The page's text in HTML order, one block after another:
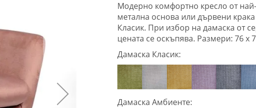
Модерно комфортно кресло от
метална основа или дървени
Класик. При избор на дамаска от
цената се оскъпява. Размери: 76 х
Дамаска Класик:
Дамаска Амбиенте: